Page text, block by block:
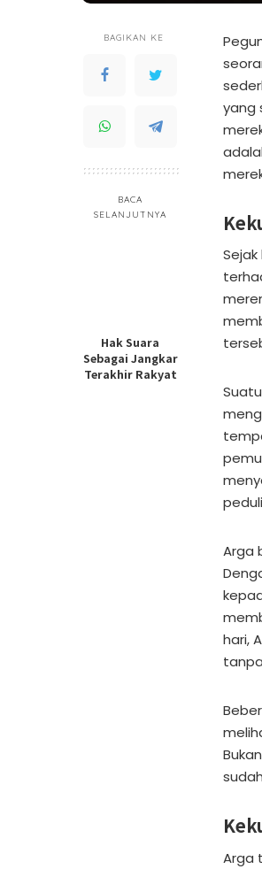
BAGIKAN KE
BACA
SELANJUTNYA
Hak Suara
Sebagai Jangkar
Terakhir Rakyat
yang
Arga
hari,
Arga